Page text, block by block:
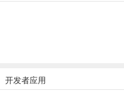
开发者应用